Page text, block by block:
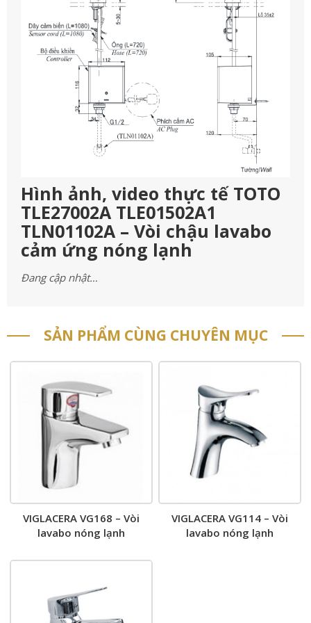
Hình ảnh, video thực tế TOTO
TLE27002A TLE01502A1
TLN01102A – Vòi chậu lavabo
cảm ứng nóng lạnh
Đang cập nhật…
SẢN PHẨM CÙNG CHUYÊN MỤC
VIGLACERA VG168 – Vòi
lavabo nóng lạnh
VIGLACERA VG114 – Vòi
lavabo nóng lạnh